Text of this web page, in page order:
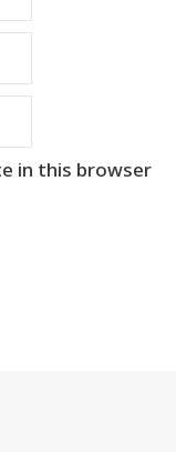
in this browser